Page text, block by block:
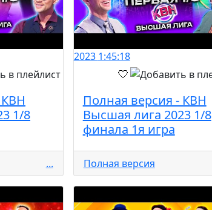
1/8
...
2023 1:45:18
Полная версия - КВН
Высшая лига 2023 1/8
финала 1я игра
Полная версия